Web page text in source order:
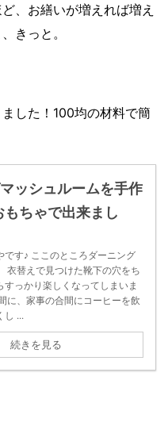
、 お繕いが増えれば増え
きっと。
した！100均の材料で簡
ッシュルームを手作
もちゃで出来まし
です♪ ここのところダーニング
衣替えで見つけた靴下の穴をち
すっかり楽しくなってしまいま
に、家事の合間にコーヒーを飲
し ...
続きを見る